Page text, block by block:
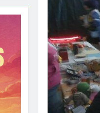
Atrás
se despide por todo lo